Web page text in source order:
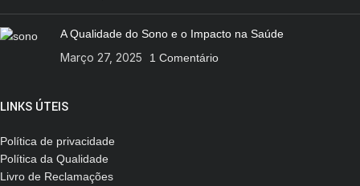
A Qualidade do Sono e o Impacto na Saúde
Março 27, 2025 1 Comentário
LINKS ÚTEIS
Política de privacidade
Política da Qualidade
Livro de Reclamações